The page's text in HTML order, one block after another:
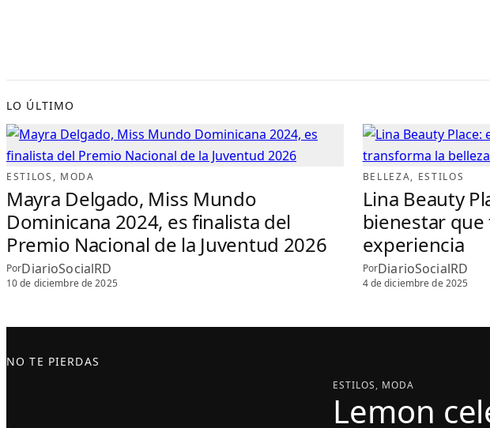
LO ÚLTIMO
ESTILOS , MODA
Mayra Delgado, Miss Mundo
Dominicana 2024, es finalista del
Premio Nacional de la Juventud 2026
PorDiarioSocialRD
10 de diciembre de 2025
BELLEZA, ESTILOS
Lina Beauty
bienestar
experiencia
PorDiarioSocialRD
4 de diciembre de 2025
NO TE PIERDAS
ESTILOS, MODA
Lemon